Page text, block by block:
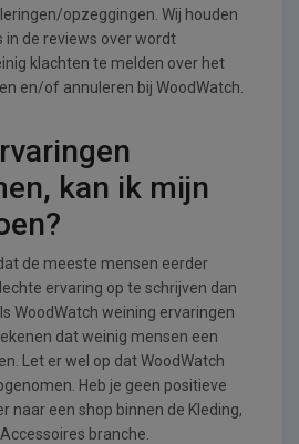
opzeggingen. Wij houden
in de reviews over wordt
klachten te melden over het
en/of annuleren bij WoodWatch.
kan ik mijn
de meeste mensen eerder
ervaring op te schrijven dan
WoodWatch weining ervaringen
dat weinig mensen een
Let er wel op dat WoodWatch
Heb je geen positieve
naar een shop binnen de Kleding,
branche.